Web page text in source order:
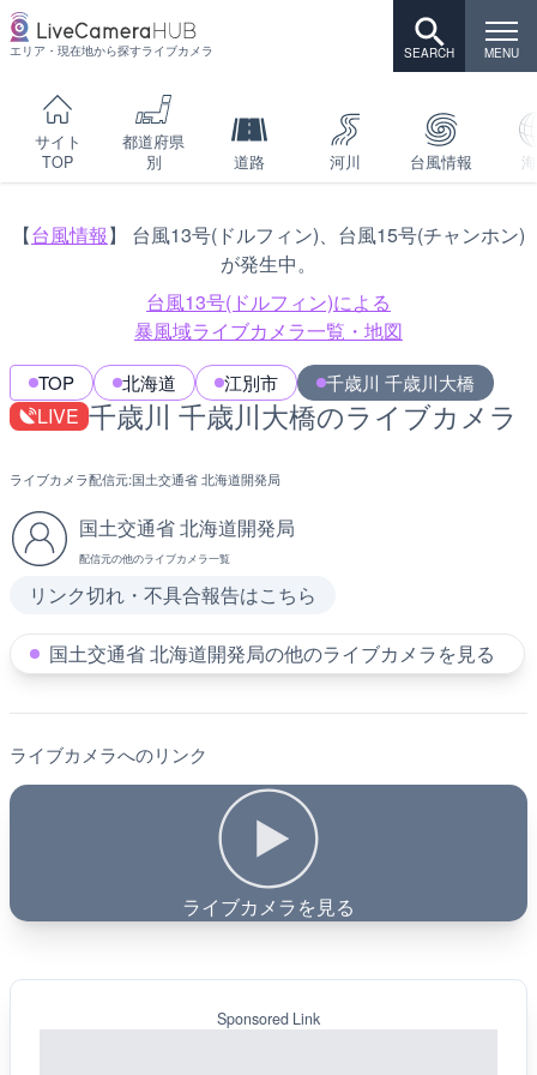
エリア・現在地から探すライブカメラ
サイト
TOP
都道府県
別
道路 河川 台風情報
【台風情報】 台風13号(ドルフィン)、台風15号(チャンホン)
が発生中。
台風13号(ドルフィン)による
暴風域ライブカメラ一覧・地図
TOP 北海道 江別市 千歳川 千歳川大橋
LIVE 千歳川 千歳川大橋のライブカメラ
ライブカメラ配信元:国土交通省 北海道開発局
国土交通省 北海道開発局
配信元の他のライブカメラ一覧
リンク切れ・不具合報告はこちら
国土交通省 北海道開発局の他のライブカメラを見る
ライブカメラへのリンク
ライブカメラを見る
Sponsored Link